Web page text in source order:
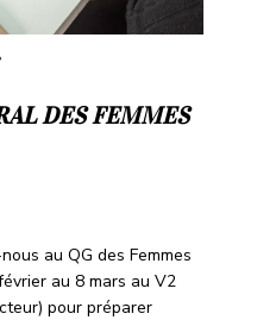
DES FEMMES
au QG des Femmes
au 8 mars au V2
pour préparer